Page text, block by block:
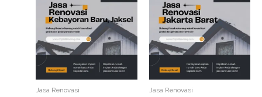
Jasa Renovasi Jasa Renovasi